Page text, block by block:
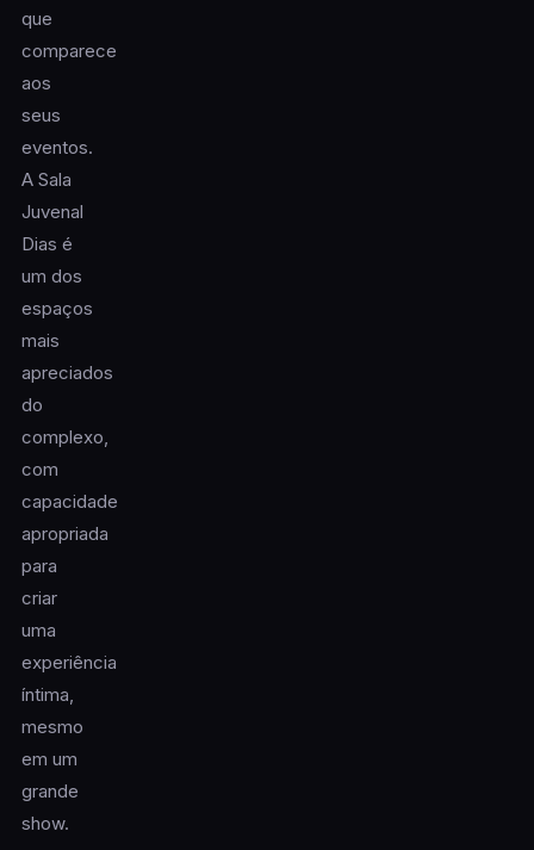
que
comparece
aos
seus
eventos.
A Sala
Juvenal
Dias é
um dos
espaços
mais
apreciados
do
complexo,
com
capacidade
apropriada
para
criar
uma
experiência
íntima,
mesmo
em um
grande
show.